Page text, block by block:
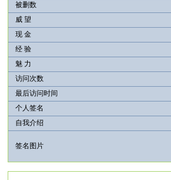
被删数
威 望
现 金
经 验
魅 力
访问次数
最后访问时间
个人签名
自我介绍
签名图片